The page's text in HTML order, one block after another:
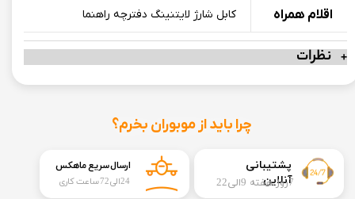
اقلام همراه کابل شارژ لایتنینگ دفترچه راهنما
نظرات
​​پشتیبانی
آنلاین7روز هفته 9الی22
چرا باید از موبوران بخرم؟
ارسال سریع ماهکس
24الی72 ساعت کاری